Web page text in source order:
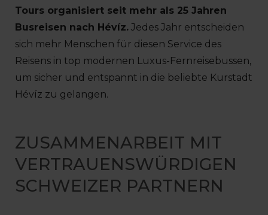
Tours organisiert seit mehr als 25 Jahren
Busreisen nach Hévíz. Jedes Jahr entscheiden
sich mehr Menschen für diesen Service des
Reisens in top modernen Luxus-Fernreisebussen,
um sicher und entspannt in die beliebte Kurstadt
Hévíz zu gelangen.
ZUSAMMENARBEIT MIT
VERTRAUENSWÜRDIGEN
SCHWEIZER PARTNERN